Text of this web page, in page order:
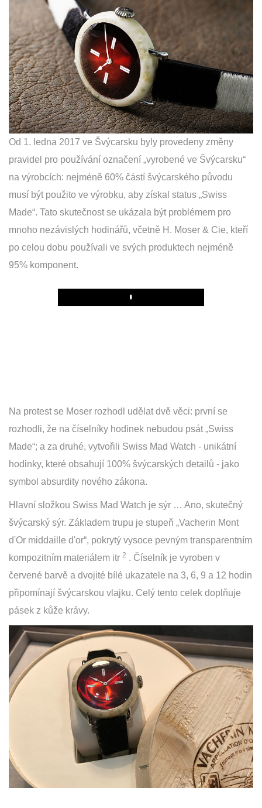
Od 1. ledna 2017 ve Švýcarsku byly provedeny změny
pravidel pro používání označení „vyrobené ve Švýcarsku“
na výrobcích: nejméně 60% částí švýcarského původu
musí být použito ve výrobku, aby získal status „Swiss
Made“. Tato skutečnost se ukázala být problémem pro
mnoho nezávislých hodinářů, včetně H. Moser & Cie, kteří
po celou dobu používali ve svých produktech nejméně
95% komponent.
Play
Na protest se Moser rozhodl udělat dvě věci: první se
rozhodli, že na číselníky hodinek nebudou psát „Swiss
Made“; a za druhé, vytvořili Swiss Mad Watch - unikátní
hodinky, které obsahují 100% švýcarských detailů - jako
symbol absurdity nového zákona.
Hlavní složkou Swiss Mad Watch je sýr … Ano, skutečný
švýcarský sýr. Základem trupu je stupeň „Vacherin Mont
d'Or middaille d'or“, pokrytý vysoce pevným transparentním
kompozitním materiálem itr 2 . Číselník je vyroben v
červené barvě a dvojité bílé ukazatele na 3, 6, 9 a 12 hodin
připomínají švýcarskou vlajku. Celý tento celek doplňuje
pásek z kůže krávy.